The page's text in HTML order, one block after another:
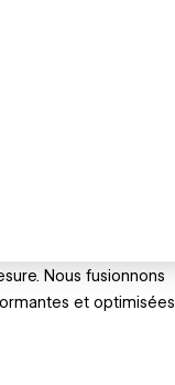
Nous fusionnons
et optimisées